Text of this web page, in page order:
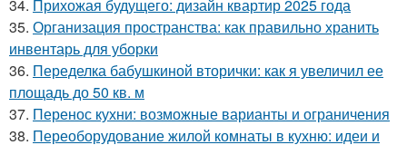
34. Прихожая будущего: дизайн квартир 2025 года
35. Организация пространства: как правильно хранить
инвентарь для уборки
36. Переделка бабушкиной вторички: как я увеличил ее
площадь до 50 кв. м
37. Перенос кухни: возможные варианты и ограничения
38. Переоборудование жилой комнаты в кухню: идеи и